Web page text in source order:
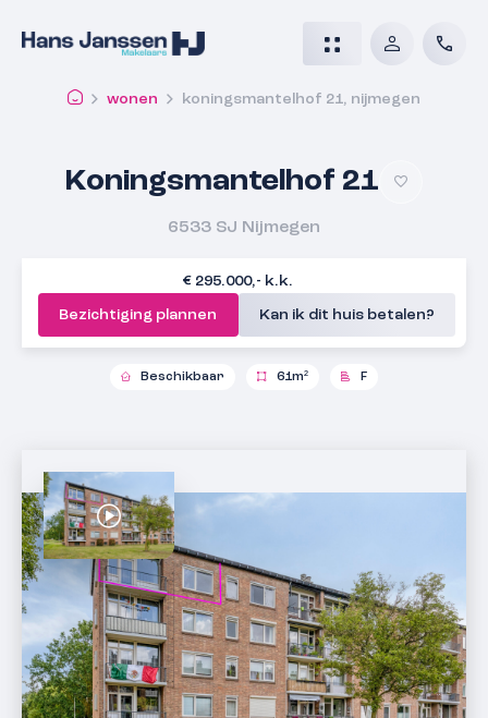
wonen koningsmantelhof 21, nijmegen
Koningsmantelhof 21
6533 SJ Nijmegen
€ 295.000,- k.k.
Bezichtiging plannen Kan ik dit huis betalen?
Beschikbaar 61m² F